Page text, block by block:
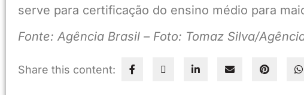
serve para certificação do ensino médio para
Fonte: Agência Brasil – Foto: Tomaz Silva/
Share this content: